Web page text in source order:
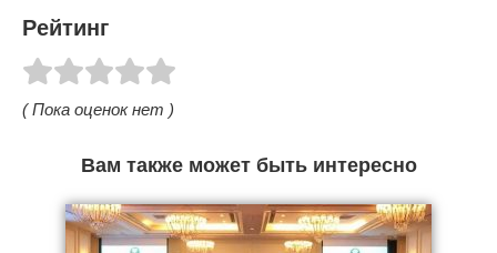
Рейтинг
( Пока оценок нет )
Вам также может быть интересно